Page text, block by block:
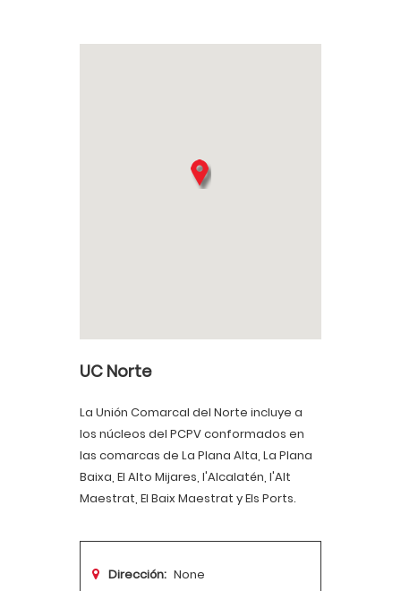
UC Norte
La Unión Comarcal del Norte incluye a
los núcleos del PCPV conformados en
las comarcas de La Plana Alta, La Plana
Baixa, El Alto Mijares, l'Alcalatén, l'Alt
Maestrat, El Baix Maestrat y Els Ports.
Dirección: None